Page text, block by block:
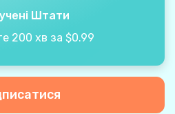
Штати
200 хв за $0.99